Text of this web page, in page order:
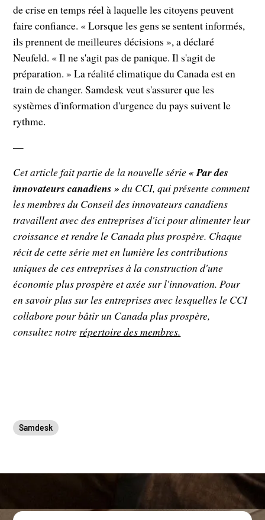
de crise en temps réel à laquelle les citoyens peuvent
faire confiance. « Lorsque les gens se sentent informés,
ils prennent de meilleures décisions », a déclaré
Neufeld. « Il ne s'agit pas de panique. Il s'agit de
préparation. » La réalité climatique du Canada est en
train de changer. Samdesk veut s'assurer que les
systèmes d'information d'urgence du pays suivent le
rythme.
—
Cet article fait partie de la nouvelle série« Par des
innovateurs canadiens » du CCI, qui présente comment
les membres du Conseil des innovateurs canadiens
travaillent avec des entreprises d'ici pour alimenter leur
croissance et rendre le Canada plus prospère. Chaque
récit de cette série met en lumière les contributions
uniques de ces entreprises à la construction d'une
économie plus prospère et axée sur l'innovation. Pour
en savoir plus sur les entreprises avec lesquelles le CCI
collabore pour bâtir un Canada plus prospère,
consultez notre répertoire des membres.
Samdesk